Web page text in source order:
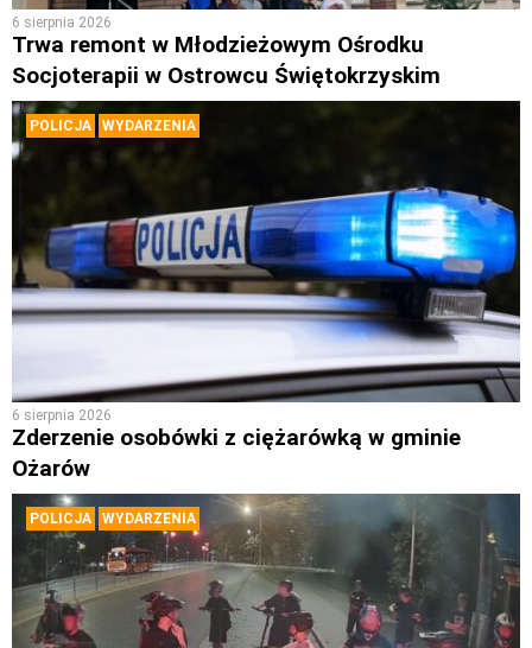
6 sierpnia 2026
Trwa remont w Młodzieżowym Ośrodku
Socjoterapii w Ostrowcu Świętokrzyskim
POLICJA WYDARZENIA
6 sierpnia 2026
Zderzenie osobówki z ciężarówką w gminie
Ożarów
POLICJA WYDARZENIA